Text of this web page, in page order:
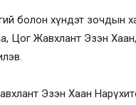
болон хүндэт зочдын
Цог Жавхлант Эзэн
Эзэн Хаан